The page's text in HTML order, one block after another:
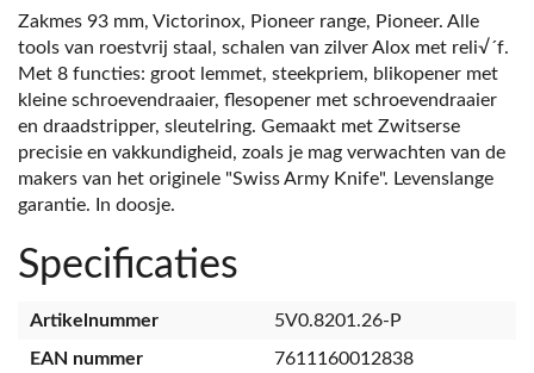
Zakmes 93 mm, Victorinox, Pioneer range, Pioneer. Alle
tools van roestvrij staal, schalen van zilver Alox met reli√´f.
Met 8 functies: groot lemmet, steekpriem, blikopener met
kleine schroevendraaier, flesopener met schroevendraaier
en draadstripper, sleutelring. Gemaakt met Zwitserse
precisie en vakkundigheid, zoals je mag verwachten van de
makers van het originele "Swiss Army Knife". Levenslange
garantie. In doosje.
Specificaties
Artikelnummer
5V0.8201.26-P
EAN nummer
7611160012838